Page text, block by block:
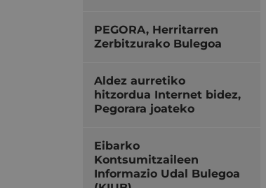
PEGORA, Herritarren
Zerbitzurako Bulegoa
Aldez aurretiko
hitzordua Internet bidez,
Pegorara joateko
Eibarko
Kontsumitzaileen
Informazio Udal Bulegoa